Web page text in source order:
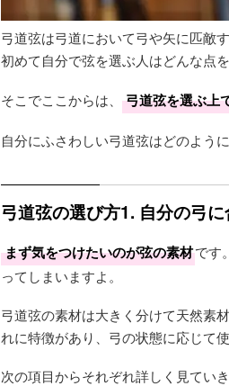
弓道弦は弓道において弓や矢に匹敵
初めて自分で弦を選ぶ人はどんな点
そこでここからは、 弓道弦を選ぶ上
自分にふさわしい弓道弦はどのよう
弓道弦の選び方1. 自分の弓
まず気をつけたいのが弦の素材です
ってしまいますよ。
弓道弦の素材は大きく分けて天然素
れに特徴があり、弓の状態に応じて
次の項目からそれぞれ詳しく見ていき